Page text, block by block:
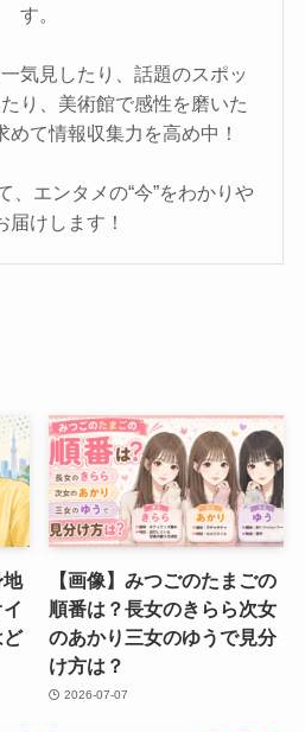
す。
気見したり、話題のスポッ
り、美術館で感性を磨いた
て情報収集力を高め中！
、エンタメの“今”をわかりや
届けします！
地
【画像】みつごのたまごの
順番は？長女のきらら次女
のあかり三女のゆうで見分
け方は？
2026-07-07